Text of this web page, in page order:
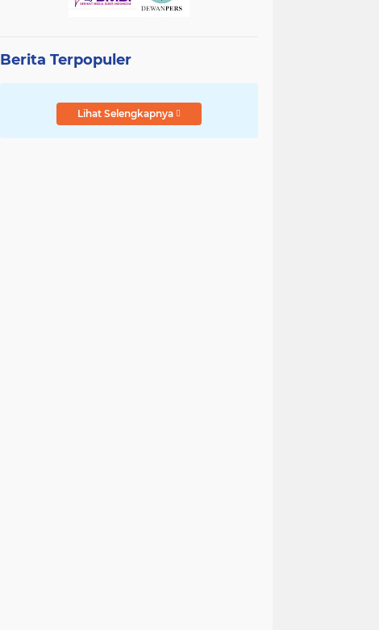
Berita Terpopuler
Lihat Selengkapnya